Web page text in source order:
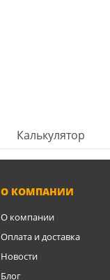
Калькулятор
О КОМПАНИИ
О компании
Оплата и доставка
Новости
Блог